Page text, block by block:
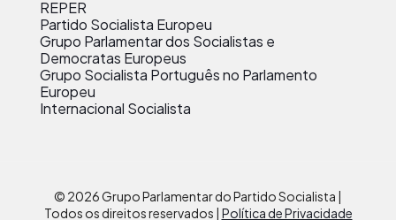
REPER
Partido Socialista Europeu
Grupo Parlamentar dos Socialistas e
Democratas Europeus
Grupo Socialista Português no Parlamento
Europeu
Internacional Socialista
© 2026 Grupo Parlamentar do Partido Socialista |
Todos os direitos reservados | Política de Privacidade